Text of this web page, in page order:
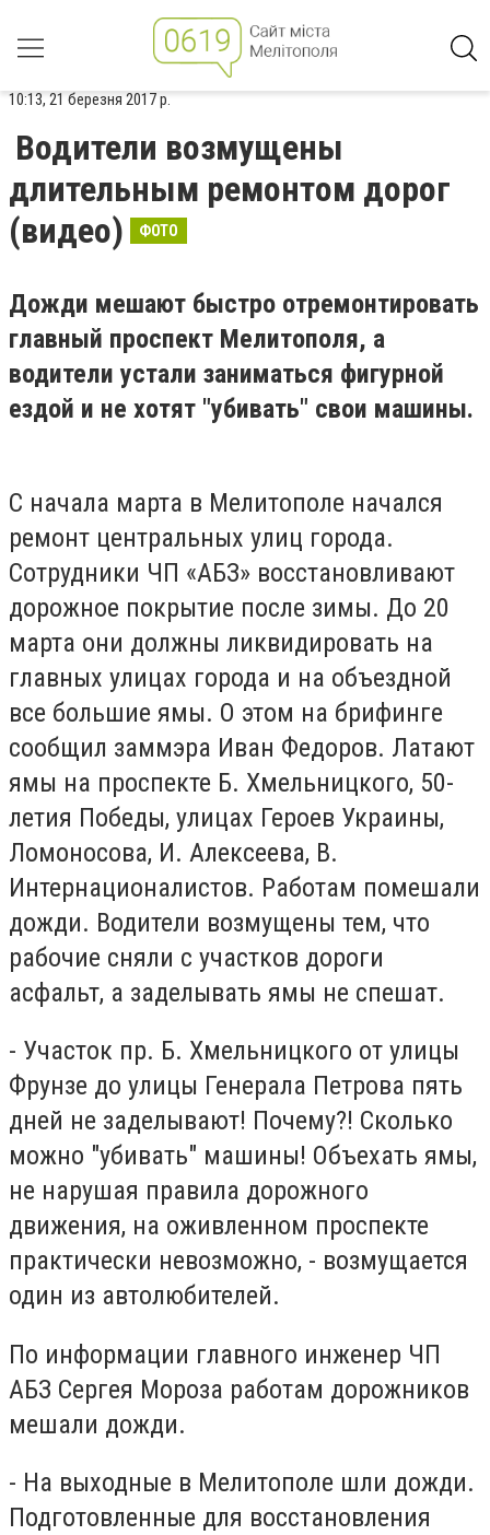
10:13, 21 березня 2017 р.
Водители возмущены
длительным ремонтом дорог
(видео)
ФОТО
Дожди мешают быстро отремонтировать
главный проспект Мелитополя, а
водители устали заниматься фигурной
ездой и не хотят "убивать" свои машины.
С начала марта в Мелитополе начался
ремонт центральных улиц города.
Сотрудники ЧП «АБЗ» восстановливают
дорожное покрытие после зимы. До 20
марта они должны ликвидировать на
главных улицах города и на объездной
все большие ямы. О этом на брифинге
сообщил заммэра Иван Федоров. Латают
ямы на проспекте Б. Хмельницкого, 50-
летия Победы, улицах Героев Украины,
Ломоносова, И. Алексеева, В.
Интернационалистов. Работам помешали
дожди. Водители возмущены тем, что
рабочие сняли с участков дороги
асфальт, а заделывать ямы не спешат.
- Участок пр. Б. Хмельницкого от улицы
Фрунзе до улицы Генерала Петрова пять
дней не заделывают! Почему?! Сколько
можно "убивать" машины! Объехать ямы,
не нарушая правила дорожного
движения, на оживленном проспекте
практически невозможно, - возмущается
один из автолюбителей.
По информации главного инженер ЧП
АБЗ Сергея Мороза работам дорожников
мешали дожди.
- На выходные в Мелитополе шли дожди.
Подготовленные для восстановления